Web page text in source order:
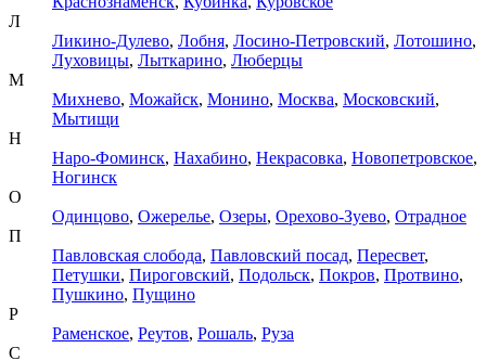
Л
Ликино-Дулево, Лобня, Лосино-Петровский, Лотошино,
Луховицы, Лыткарино, Люберцы
М
Михнево, Можайск, Монино, Москва, Московский,
Мытищи
Н
Наро-Фоминск, Нахабино, Некрасовка, Новопетровское,
Ногинск
О
Одинцово, Ожерелье, Озеры, Орехово-Зуево, Отрадное
П
Павловская слобода, Павловский посад, Пересвет,
Петушки, Пироговский, Подольск, Покров, Протвино,
Пушкино, Пущино
Р
Раменское, Реутов, Рошаль, Руза
С